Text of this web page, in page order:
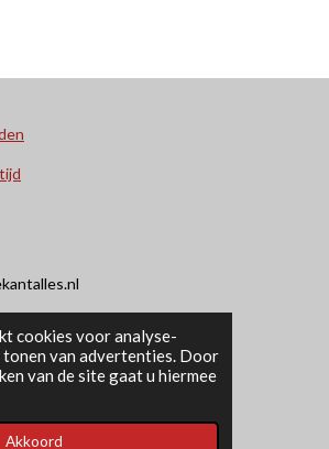
cookies voor analyse-
van advertenties. Door
van de site gaat u hiermee
Akkoord
Alles